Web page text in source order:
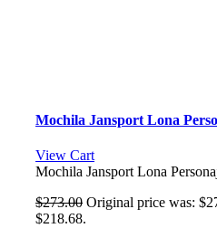
Mochila Jansport Lona
View Cart
Mochila Jansport Lona
$273.00 Original price was:
$218.68.